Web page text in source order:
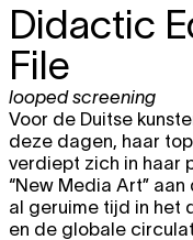
Didactic
File
looped screening
Voor de Duitse
deze dagen, haar
verdiept zich in haar
“New Media Art”
al geruime tijd in het
en de globale